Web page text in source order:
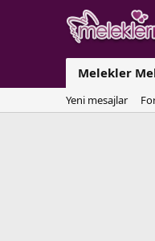
Melekler
Yeni mesajlar